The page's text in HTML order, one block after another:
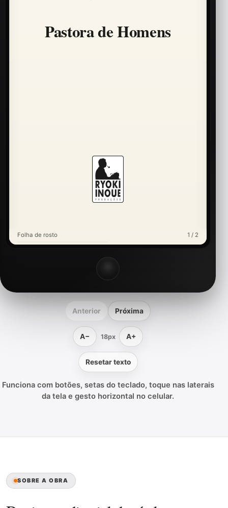
Pastora de Homens
Folha de rosto 1 / 2
Anterior Próxima
A− 18px A+
Resetar texto
Funciona com botões, setas do teclado, toque nas laterais
da tela e gesto horizontal no celular.
SOBRE A OBRA